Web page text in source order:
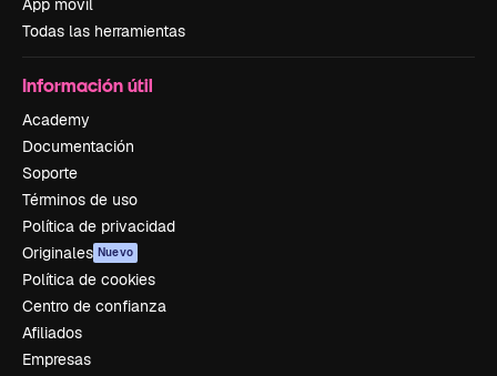
App móvil
Todas las herramientas
Información útil
Academy
Documentación
Soporte
Términos de uso
Política de privacidad
Originales Nuevo
Política de cookies
Centro de confianza
Afiliados
Empresas